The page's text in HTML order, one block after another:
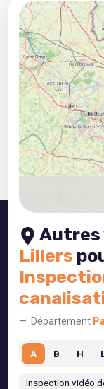
2
5
Autres
Lillers
Département
A B H
Inspection vidéo